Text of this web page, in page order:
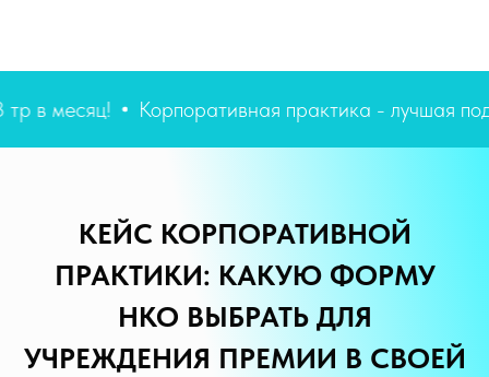
3 тр в месяц! Корпоративная практика -
КЕЙС КОРПОРАТИВНОЙ
ПРАКТИКИ: КАКУЮ ФОРМУ
НКО ВЫБРАТЬ ДЛЯ
УЧРЕЖДЕНИЯ ПРЕМИИ В СВОЕЙ